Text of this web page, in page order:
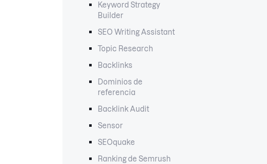
Keyword Strategy
Builder
SEO Writing Assistant
Topic Research
Backlinks
Dominios de
referencia
Backlink Audit
Sensor
SEOquake
Ranking de Semrush